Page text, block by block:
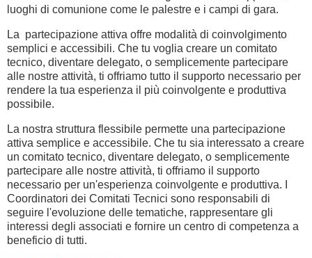
luoghi di comunione come le palestre e i campi di gara.
La partecipazione attiva offre modalità di coinvolgimento
semplici e accessibili. Che tu voglia creare un comitato
tecnico, diventare delegato, o semplicemente partecipare
alle nostre attività, ti offriamo tutto il supporto necessario per
rendere la tua esperienza il più coinvolgente e produttiva
possibile.
La nostra struttura flessibile permette una partecipazione
attiva semplice e accessibile. Che tu sia interessato a creare
un comitato tecnico, diventare delegato, o semplicemente
partecipare alle nostre attività, ti offriamo il supporto
necessario per un'esperienza coinvolgente e produttiva. I
Coordinatori dei Comitati Tecnici sono responsabili di
seguire l'evoluzione delle tematiche, rappresentare gli
interessi degli associati e fornire un centro di competenza a
beneficio di tutti.